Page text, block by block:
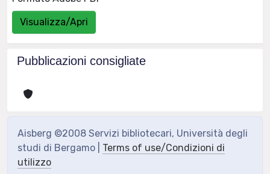
Visualizza/Apri
Pubblicazioni consigliate
Aisberg ©2008 Servizi bibliotecari, Università degli
studi di Bergamo | Terms of use/Condizioni di
utilizzo